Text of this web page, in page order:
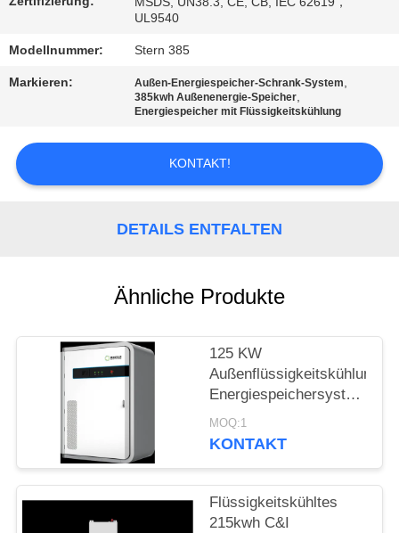
MIT
UNS
VERBINDUNG
DATENSCHUTZRICHTLINIE
UL9540
Modellnummer: Stern 385
Markieren: Außen-Energiespeicher-Schrank-System,
385kwh Außenenergie-Speicher,
Energiespeicher mit Flüssigkeitskühlung
KONTAKT!
DETAILS ENTFALTEN
Ähnliche Produkte
125 KW
Außenflüssigkeitskühlung
Energiespeichersystem
Schrank für
Rechenzentrum
MOQ:1
KONTAKT
Flüssigkeitskühltes
215kwh C&I